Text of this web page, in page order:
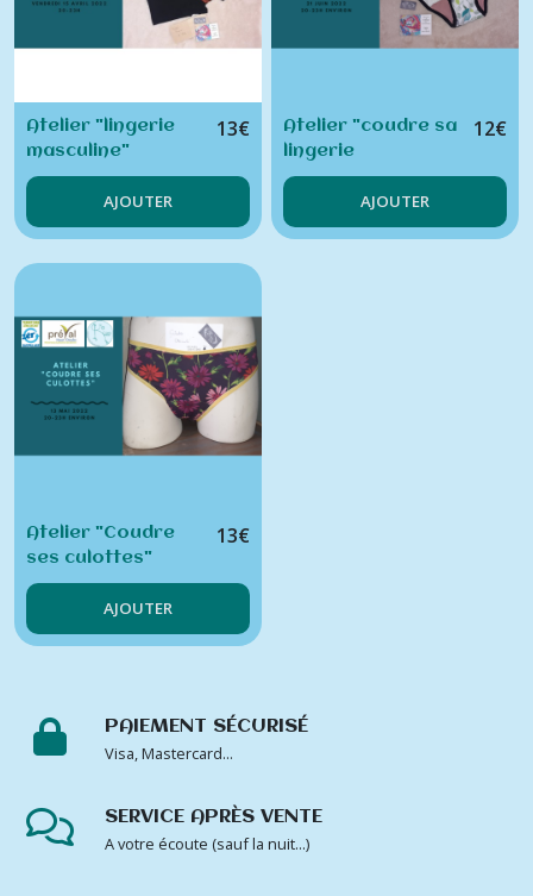
Atelier "lingerie
masculine"
13€
AJOUTER
Atelier "coudre sa
lingerie
menstruelle"
12€
AJOUTER
Atelier "Coudre
ses culottes"
13€
AJOUTER
PAIEMENT SÉCURISÉ
Visa, Mastercard...
SERVICE APRÈS VENTE
A votre écoute (sauf la nuit...)
résultats